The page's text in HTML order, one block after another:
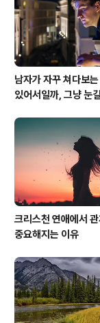
남자가 자꾸 쳐다보
있어서일까, 그냥 눈
크리스천 연애에서 관
중요해지는 이유